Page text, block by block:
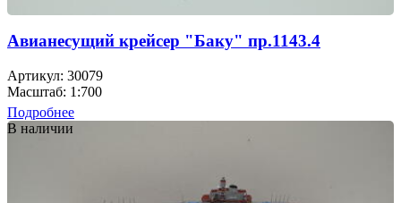
Авианесущий крейсер "Баку" пр.1143.4
Артикул: 30079
Масштаб: 1:700
Подробнее
В наличии